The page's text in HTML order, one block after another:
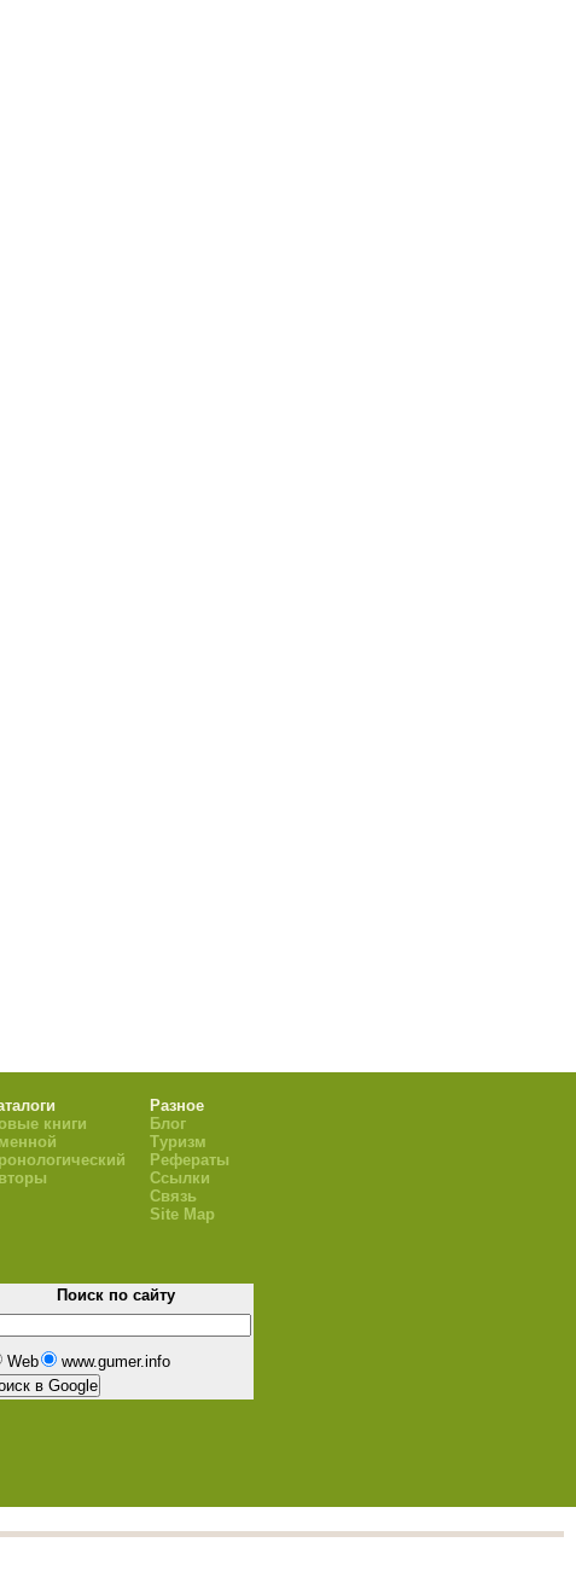
книги
Разное
Блог
Туризм
Рефераты
Ссылки
Связь
Site Map
Поиск по сайту
Web www.gumer.info